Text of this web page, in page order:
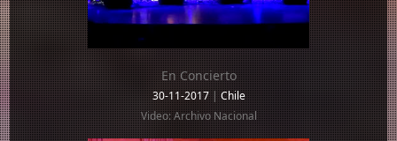
En Concierto
30-11-2017|Chile
Video: Archivo Nacional